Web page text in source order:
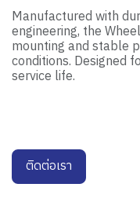
Manufactured with
engineering, the
mounting and stable
conditions. Designed
service life.
ติดต่อเรา